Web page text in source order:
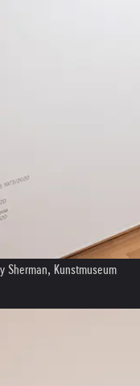
Sherman, Kunstmuseum